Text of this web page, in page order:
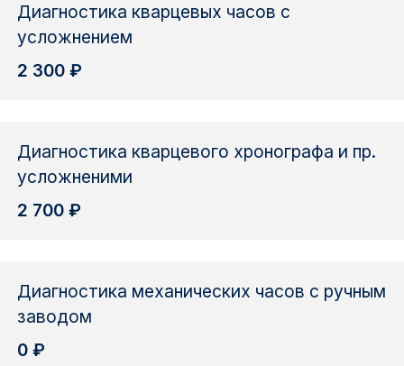
Диагностика кварцевых часов с
усложнением
2 300 ₽
Диагностика кварцевого хронографа и пр.
усложненими
2 700 ₽
Диагностика механических часов с ручным
заводом
0 ₽